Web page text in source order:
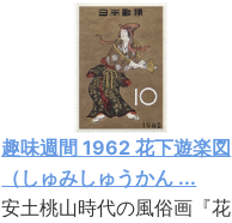
趣味週間 1962 花下遊楽図
（しゅみしゅうかん ...
安土桃山時代の風俗画『花